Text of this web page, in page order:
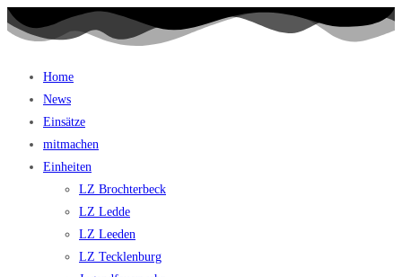
Home
News
Einsätze
mitmachen
Einheiten
LZ Brochterbeck
LZ Ledde
LZ Leeden
LZ Tecklenburg